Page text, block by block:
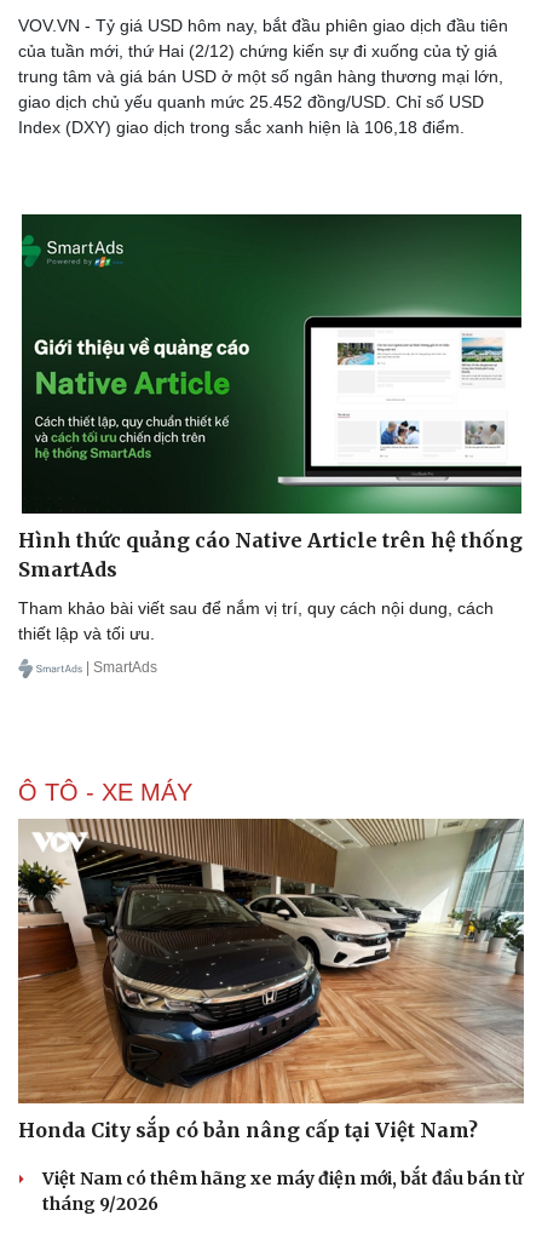
Sức khỏe
Dinh dưỡng - món ngon
Cây thuốc
Sản phụ khoa
Nhi khoa
Nam khoa
Làm đẹp - giảm cân
Phòng mạch online
Ăn sạch sống khỏe
Đời sống
Nhà đẹp
Blog
Tình yêu - Gia đình
VOV.VN - Tỷ giá USD hôm nay, bắt đầu phiên giao dịch đầu tiên
của tuần mới, thứ Hai (2/12) chứng kiến sự đi xuống của tỷ giá
trung tâm và giá bán USD ở một số ngân hàng thương mại lớn,
giao dịch chủ yếu quanh mức 25.452 đồng/USD. Chỉ số USD
Index (DXY) giao dịch trong sắc xanh hiện là 106,18 điểm.
Hình thức quảng cáo Native Article trên hệ thống
SmartAds
Tham khảo bài viết sau để nắm vị trí, quy cách nội dung, cách
thiết lập và tối ưu.
| SmartAds
Ô TÔ - XE MÁY
Honda City sắp có bản nâng cấp tại Việt Nam?
Việt Nam có thêm hãng xe máy điện mới, bắt đầu bán từ
tháng 9/2026